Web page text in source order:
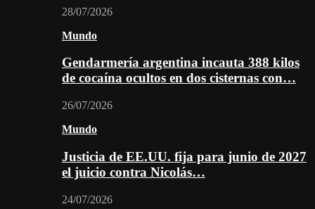
28/07/2026
Mundo
Gendarmería argentina incauta 388 kilos
de cocaína ocultos en dos cisternas con…
26/07/2026
Mundo
Justicia de EE.UU. fija para junio de 2027
el juicio contra Nicolás…
24/07/2026